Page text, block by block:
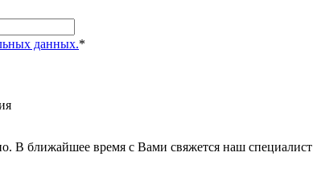
данных.*
В ближайшее время с Вами свяжется наш специалист